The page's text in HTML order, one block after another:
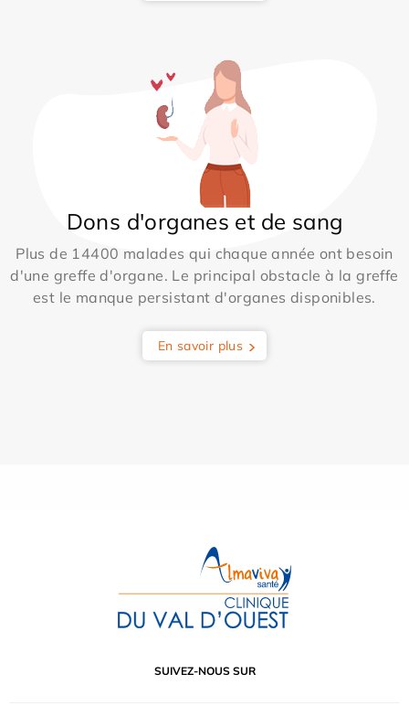
Dons d'organes et de sang
Plus de 14400 malades qui chaque année ont besoin
d'une greffe d'organe. Le principal obstacle à la greffe
est le manque persistant d'organes disponibles.
En savoir plus
SUIVEZ-NOUS SUR